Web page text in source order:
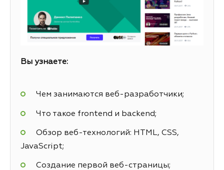
Вы узнаете:
Чем занимаются веб-разработчики;
Что такое frontend и backend;
Обзор веб-технологий: HTML, CSS,
JavaScript;
Создание первой веб-страницы;